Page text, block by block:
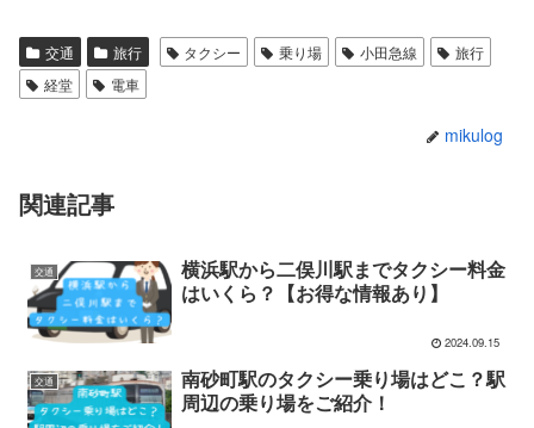
交通 旅行 タクシー 乗り場 小田急線
旅行
経堂
電車
mikulog
関連記事
交通
横浜駅から二俣川駅までタクシー料金
はいくら？【お得な情報あり】
2024.09.15
交通
南砂町駅のタクシー乗り場はどこ？駅
周辺の乗り場をご紹介！